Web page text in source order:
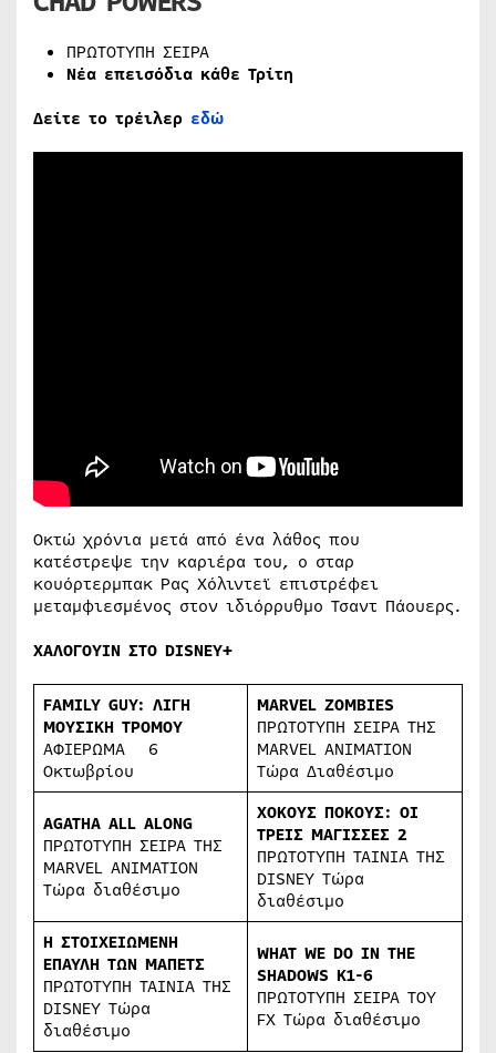
ΠΡΩΤΟΤΥΠΗ ΣΕΙΡΑ
Νέα επεισόδια κάθε Τρίτη
Δείτε το τρέιλερ εδώ
Οκτώ χρόνια μετά από ένα λάθος που
κατέστρεψε την καριέρα του, ο σταρ
κουόρτερμπακ Ρας Χόλιντεϊ επιστρέφει
μεταμφιεσμένος στον ιδιόρρυθμο Τσαντ Πάουερς.
ΧΑΛΟΓΟΥΙΝ ΣΤΟ DISNEY+
FAMILY GUY: ΛΙΓΗ
ΜΟΥΣΙΚΗ ΤΡΟΜΟΥ
ΑΦΙΕΡΩΜΑ 6
Οκτωβρίου
MARVEL ZOMBIES
ΠΡΩΤΟΤΥΠΗ ΣΕΙΡΑ ΤΗΣ
MARVEL ANIMATION
Τώρα Διαθέσιμο
AGATHA ALL ALONG
ΠΡΩΤΟΤΥΠΗ ΣΕΙΡΑ ΤΗΣ
MARVEL ANIMATION
Τώρα διαθέσιμο
ΧΟΚΟΥΣ ΠΟΚΟΥΣ: ΟΙ
ΤΡΕΙΣ ΜΑΓΙΣΣΕΣ 2
ΠΡΩΤΟΤΥΠΗ ΤΑΙΝΙΑ ΤΗΣ
DISNEY Τώρα
διαθέσιμο
Η ΣΤΟΙΧEΙΩΜΕΝΗ
ΕΠΑΥΛΗ ΤΩΝ ΜΑΠΕΤΣ
ΠΡΩΤΟΤΥΠΗ ΤΑΙΝΙΑ ΤΗΣ
DISNEY Τώρα
διαθέσιμο
WHAT WE DO IN THE
SHADOWS Κ1-6
ΠΡΩΤΟΤΥΠΗ ΣΕΙΡΑ ΤΟΥ
FX Τώρα διαθέσιμο